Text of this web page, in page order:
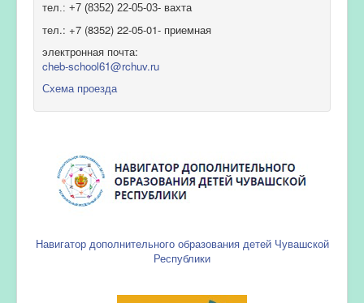
тел.: +7 (8352) 22-05-03- вахта
тел.: +7 (8352) 22-05-01- приемная
электронная почта:
cheb-school61@rchuv.ru
Схема проезда
Навигатор дополнительного образования детей Чувашской
Республики